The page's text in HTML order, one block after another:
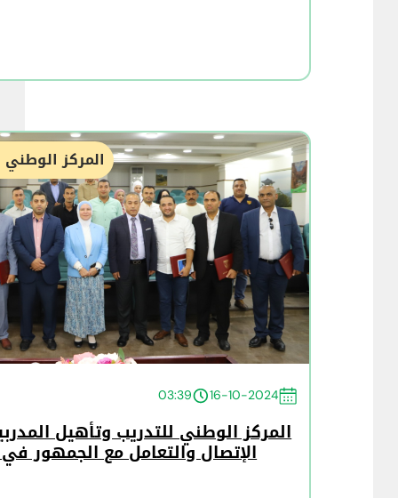
المركز
16-10-2024
03:39
المركز الوطني للتدريب وتأهيل
الإتصال والتعامل مع الجمهور في